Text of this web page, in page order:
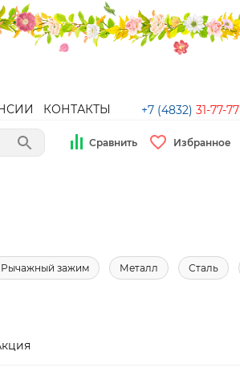
КОНТАКТЫ +7 (4832) 31-77-77
Сравнить Избранное
Рычажный зажим Металл Сталь